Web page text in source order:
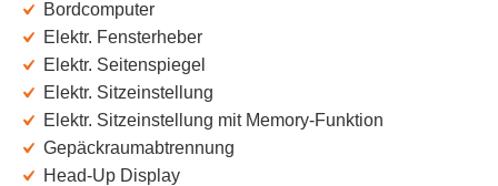
Bordcomputer
Elektr. Fensterheber
Elektr. Seitenspiegel
Elektr. Sitzeinstellung
Elektr. Sitzeinstellung mit Memory-Funktion
Gepäckraumabtrennung
Head-Up Display